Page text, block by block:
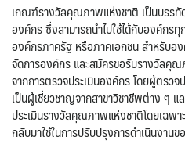
เกณฑ์รางวัลคุณภาพแห่งชาติ เป็นบรรทั
องค์กร ซึ่งสามารถนำไปใช้ได้กับองค์กรทุ
องค์กรภาครัฐ หรือภาคเอกชน สำหรับ
จัดการองค์กร และสมัครขอรับรางวัลคุ
จากการตรวจประเมินองค์กร โดยผู้ตรว
เป็นผู้เชี่ยวชาญจากสาขาวิชาชีพต่าง ๆ แ
ประเมินรางวัลคุณภาพแห่งชาติโดยเฉพ
กลับมาใช้ในการปรับปรุงการดำเนินงาน